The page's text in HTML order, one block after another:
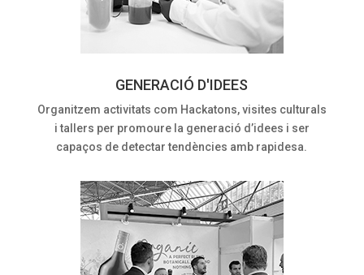
GENERACIÓ D'IDEES
Organitzem activitats com Hackatons, visites culturals
i tallers per promoure la generació d’idees i ser
capaços de detectar tendències amb rapidesa.